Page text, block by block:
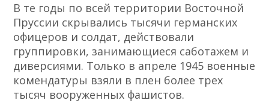
В те годы по всей территории Восточной
Пруссии скрывались тысячи германских
офицеров и солдат, действовали
группировки, занимающиеся саботажем и
диверсиями. Только в апреле 1945 военные
комендатуры взяли в плен более трех
тысяч вооруженных фашистов.